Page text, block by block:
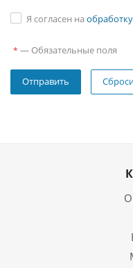
Я согласен на
* — Обязательные поля